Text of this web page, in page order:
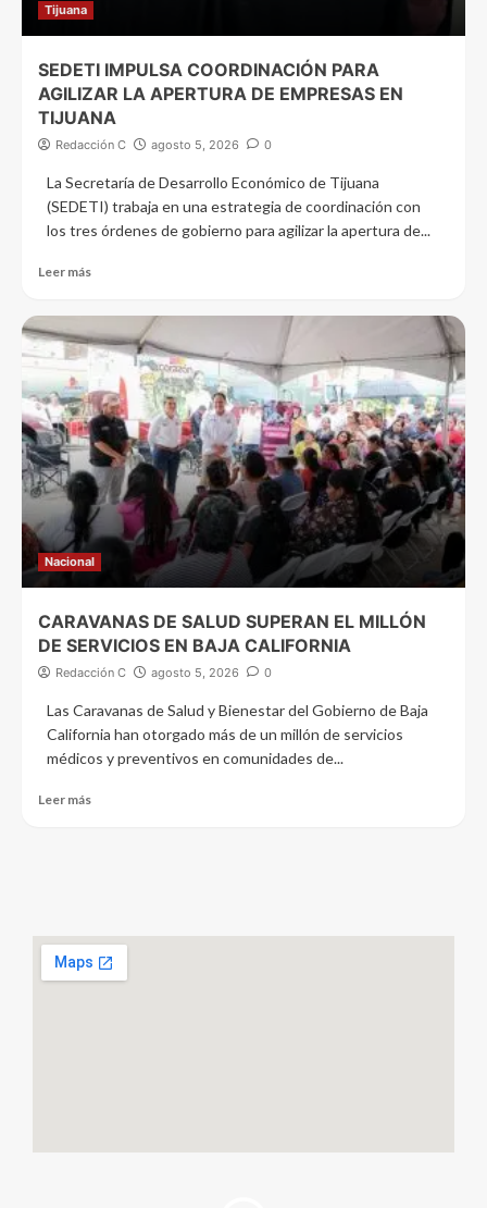
Tijuana
SEDETI IMPULSA COORDINACIÓN PARA
AGILIZAR LA APERTURA DE EMPRESAS EN
TIJUANA
Redacción C agosto 5, 2026 0
La Secretaría de Desarrollo Económico de Tijuana
(SEDETI) trabaja en una estrategia de coordinación con
los tres órdenes de gobierno para agilizar la apertura de...
Leer más
Nacional
CARAVANAS DE SALUD SUPERAN EL MILLÓN
DE SERVICIOS EN BAJA CALIFORNIA
Redacción C agosto 5, 2026 0
Las Caravanas de Salud y Bienestar del Gobierno de Baja
California han otorgado más de un millón de servicios
médicos y preventivos en comunidades de...
Leer más